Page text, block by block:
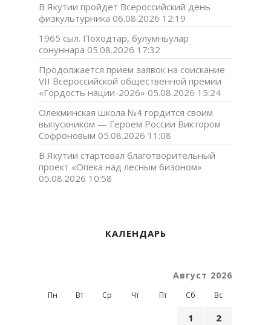
В Якутии пройдет Всероссийский день
физкультурника 06.08.2026 12:19
1965 сыл. Походтар, булумньулар
сонуннара 05.08.2026 17:32
Продолжается прием заявок на соискание
VII Всероссийской общественной премии
«Гордость нации-2026» 05.08.2026 15:24
Олекминская школа №4 гордится своим
выпускником — Героем России Виктором
Софроновым 05.08.2026 11:08
В Якутии стартовал благотворительный
проект «Опека над лесным бизоном»
05.08.2026 10:58
КАЛЕНДАРЬ
Август 2026
Пн Вт Ср Чт Пт Сб Вс
1
2